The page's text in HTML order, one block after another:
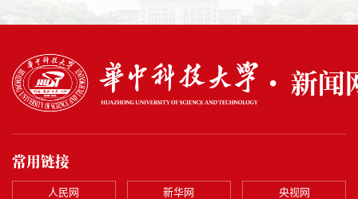
常用链接
人民网 新华网 央视网